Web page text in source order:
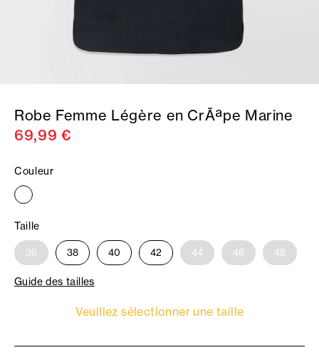
Robe Femme Légère en CrÃªpe Marine
69,99 €
Couleur
Taille
36 38 40 42 44 46 48
Guide des tailles
Veuillez sélectionner une taille